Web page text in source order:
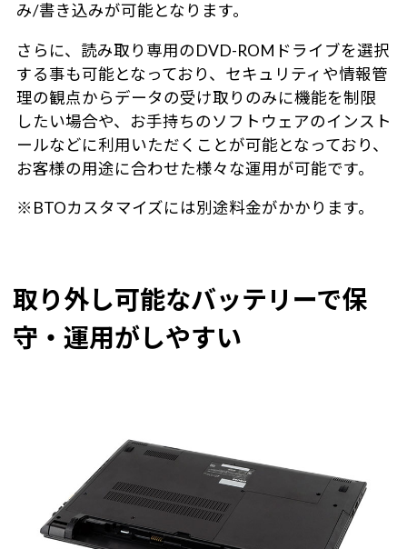
み/書き込みが可能となります。
さらに、読み取り専用のDVD-ROMドライブを選択
する事も可能となっており、セキュリティや情報管
理の観点からデータの受け取りのみに機能を制限
したい場合や、お手持ちのソフトウェアのインスト
ールなどに利用いただくことが可能となっており、
お客様の用途に合わせた様々な運用が可能です。
※BTOカスタマイズには別途料金がかかります。
取り外し可能なバッテリーで保
守・運用がしやすい